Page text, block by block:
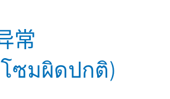
常
ซมผิดปกติ)